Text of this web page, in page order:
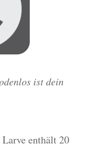
ist dein
enthält 20